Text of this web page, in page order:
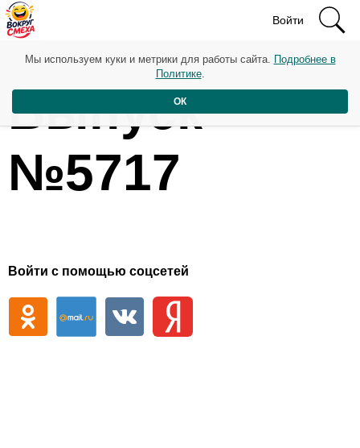
Войти
Выпуск
№5717
Войти с помощью соцсетей
Мы используем куки и метрики для работы сайта. Подробнее в
Политике.
ОК